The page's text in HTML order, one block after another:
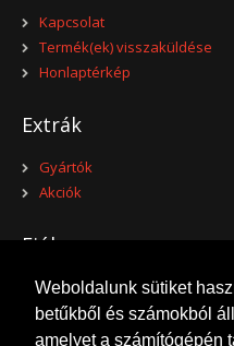
Weboldalunk sütiket
betűkből és számokból
amelyet a számítógépén
Kapcsolat
Termék(ek) visszaküldése
Honlaptérkép
Extrák
Gyártók
Akciók
Fiókom
Fiókom
Eddigi megrendeléseim
Kívánságlistám